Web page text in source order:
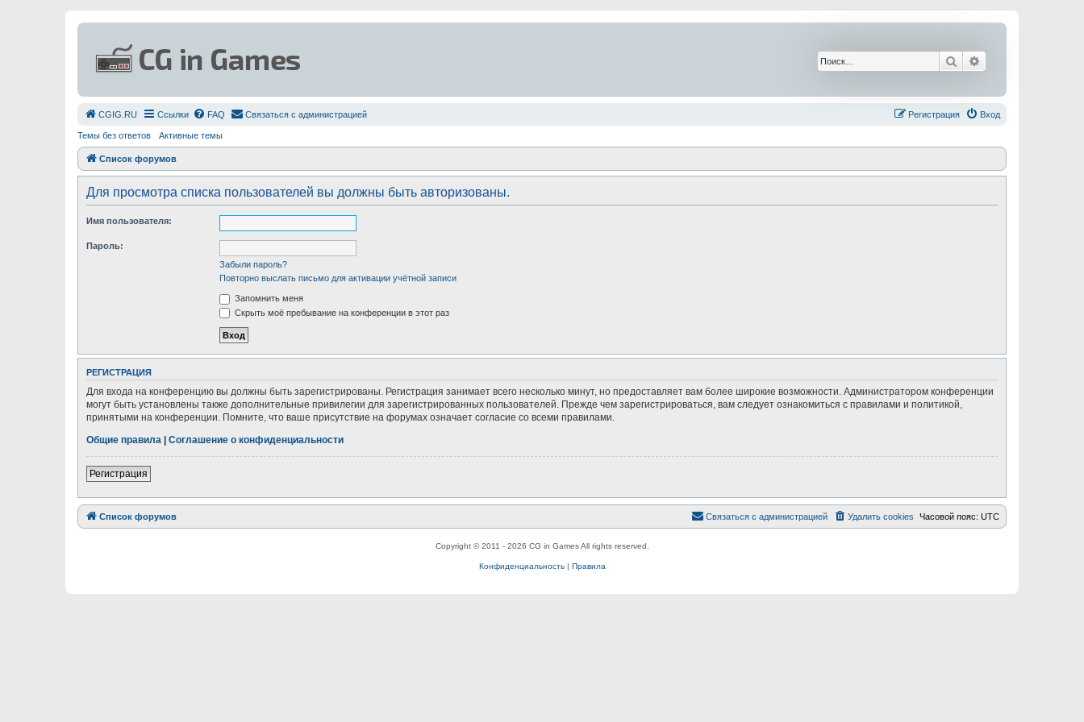
Поиск
СGIG.RU Ссылки FAQ Связаться с администрацией Вход
Регистрация
Темы без ответов Активные темы
Список форумов
Для просмотра списка пользователей вы должны быть авторизованы.
Имя пользователя:
Пароль:
Забыли пароль?
Повторно выслать письмо для активации учётной записи
Запомнить меня
Скрыть моё пребывание на конференции в этот раз
РЕГИСТРАЦИЯ
Для входа на конференцию вы должны быть зарегистрированы. Регистрация занимает всего несколько минут, но предоставляет вам более широкие возможности. Администратором конференции
могут быть установлены также дополнительные привилегии для зарегистрированных пользователей. Прежде чем зарегистрироваться, вам следует ознакомиться с правилами и политикой,
принятыми на конференции. Помните, что ваше присутствие на форумах означает согласие со всеми правилами.
Общие правила | Соглашение о конфиденциальности
Регистрация
Список форумов Часовой пояс: UTC
Удалить cookies
Связаться с администрацией
Copyright © 2011 - 2026 CG in Games All rights reserved.
Конфиденциальность| Правила